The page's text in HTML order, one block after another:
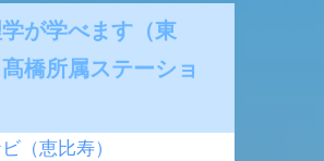
が学べます（東
橋所属ステーショ
（恵比寿）